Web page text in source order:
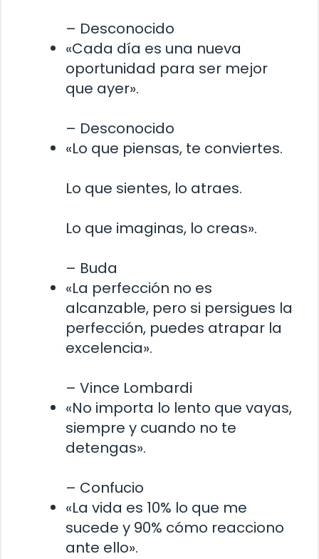
– Desconocido
«Cada día es una nueva
oportunidad para ser mejor
que ayer».
– Desconocido
«Lo que piensas, te conviertes.
Lo que sientes, lo atraes.
Lo que imaginas, lo creas».
– Buda
«La perfección no es
alcanzable, pero si persigues la
perfección, puedes atrapar la
excelencia».
– Vince Lombardi
«No importa lo lento que vayas,
siempre y cuando no te
detengas».
– Confucio
«La vida es 10% lo que me
sucede y 90% cómo reacciono
ante ello».